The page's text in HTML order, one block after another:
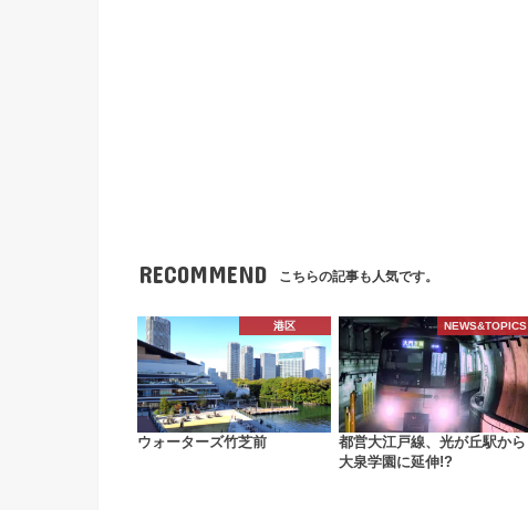
RECOMMEND こちらの記事も人気です。
港区
ウォーターズ竹芝前
NEWS&TOPICS
都営大江戸線、光が丘駅から
大泉学園に延伸!?